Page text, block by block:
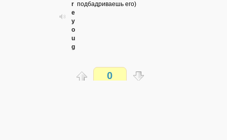
r
e
y
o
u
g
подбадриваешь его)
0